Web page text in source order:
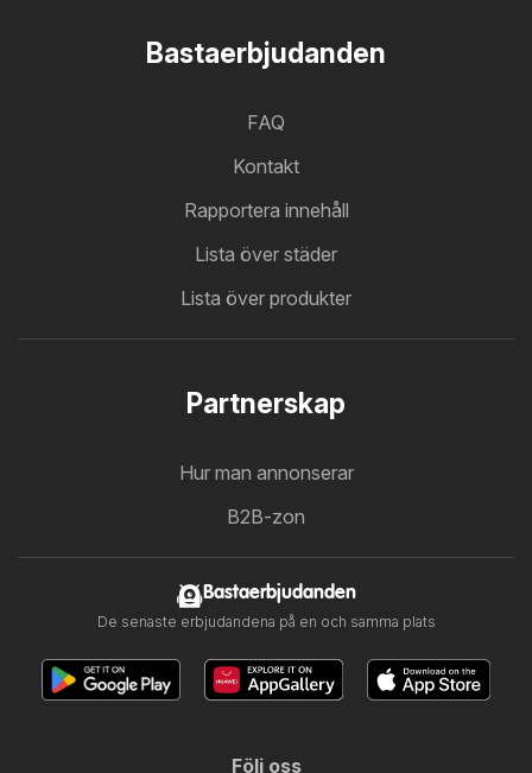
Bastaerbjudanden
FAQ
Kontakt
Rapportera innehåll
Lista över städer
Lista över produkter
Partnerskap
Hur man annonserar
B2B-zon
Bastaerbjudanden
De senaste erbjudandena på en och samma plats
Följ oss